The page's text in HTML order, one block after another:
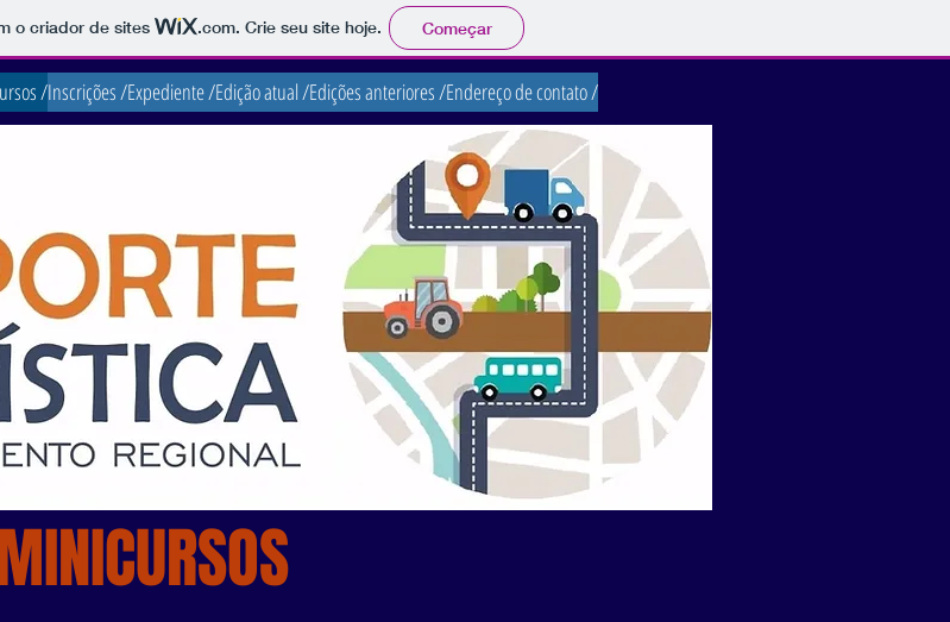
o criador de sites .com. Crie seu site hoje. Começar
/Inscrições /Expediente /Edição atual /Edições anteriores /Endereço de contato /